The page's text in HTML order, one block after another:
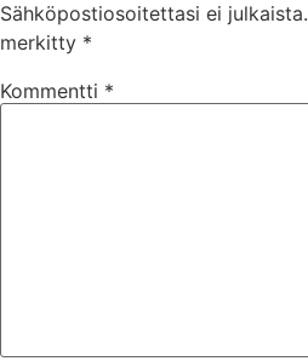
Sähköpostiosoitettasi ei julkaista.
merkitty *
Kommentti *